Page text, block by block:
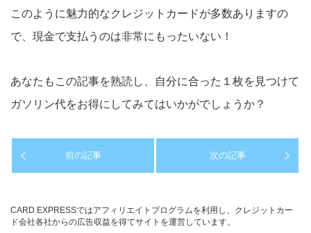
このように魅力的なクレジットカードが多数ありますの
で、現金で支払うのは非常にもったいない！
あなたもこの記事を熟読し、自分に合った１枚を見つけて
ガソリン代をお得にしてみてはいかがでしょうか？
前の記事 次の記事
CARD EXPRESSではアフィリエイトプログラムを利用し、クレジットカー
ド会社各社からの広告収益を得てサイトを運営しています。